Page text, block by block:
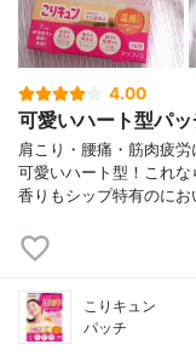
4.00
可愛いハート型パ
肩こり・腰痛・筋肉疲
可愛いハート型！これ
香りもシップ特有のに
こりキュン
パッチ